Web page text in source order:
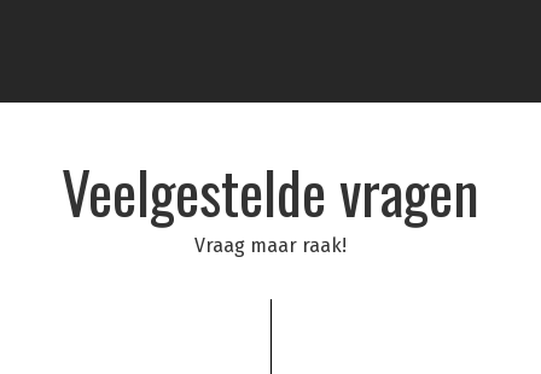
Veelgestelde vragen
Vraag maar raak!